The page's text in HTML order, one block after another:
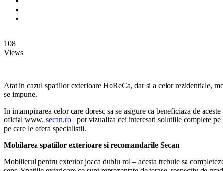
108
Views
Atat in cazul spatiilor exterioare HoReCa, dar si a celor rezidentiale,
se impune.
In intampinarea celor care doresc sa se asigure ca beneficiaza de
oficial www. secan.ro , pot vizualiza cei interesati solutiile complete
pe care le ofera specialistii.
Mobilarea spatiilor exterioare si recomandarile Secan
Mobilierul pentru exterior joaca dublu rol – acesta trebuie sa